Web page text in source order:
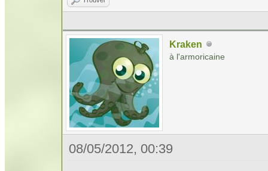
Kraken
à l'armoricaine
08/05/2012, 00:39